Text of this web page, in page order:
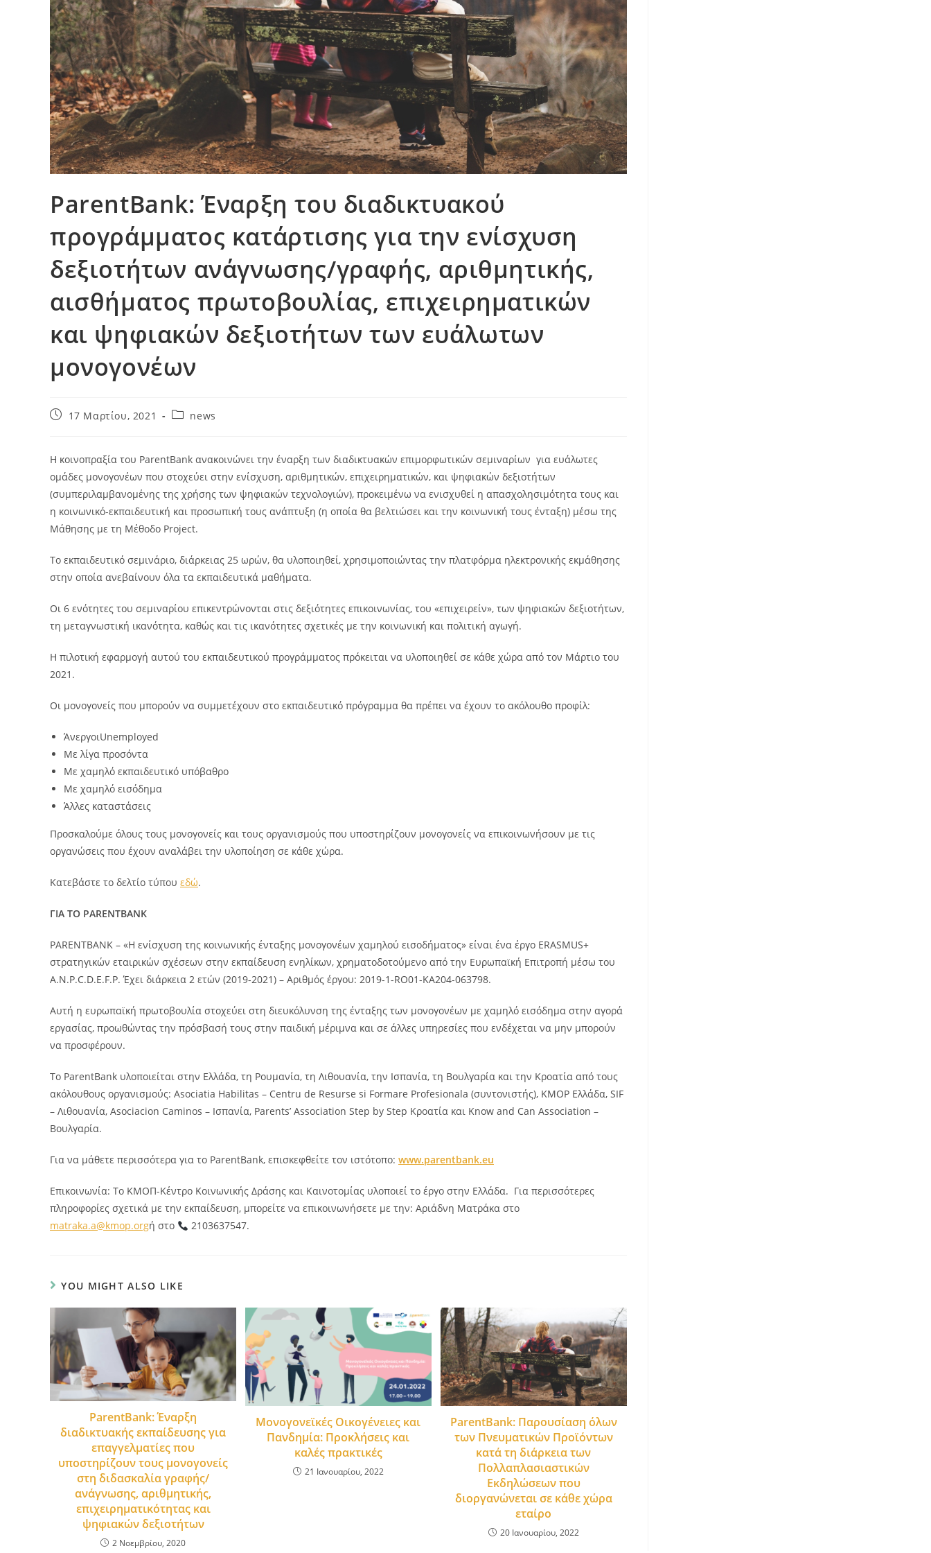
ParentBank: Έναρξη του διαδικτυακού
προγράμματος κατάρτισης για την ενίσχυση
δεξιοτήτων ανάγνωσης/γραφής, αριθμητικής,
αισθήματος πρωτοβουλίας, επιχειρηματικών
και ψηφιακών δεξιοτήτων των ευάλωτων
μονογονέων
17 Μαρτίου, 2021 news
Η κοινοπραξία του ParentBank ανακοινώνει την έναρξη των διαδικτυακών επιμορφωτικών σεμιναρίων για ευάλωτες
ομάδες μονογονέων που στοχεύει στην ενίσχυση, αριθμητικών, επιχειρηματικών, και ψηφιακών δεξιοτήτων
(συμπεριλαμβανομένης της χρήσης των ψηφιακών τεχνολογιών), προκειμένω να ενισχυθεί η απασχολησιμότητα τους και
η κοινωνικό-εκπαιδευτική και προσωπική τους ανάπτυξη (η οποία θα βελτιώσει και την κοινωνική τους ένταξη) μέσω της
Μάθησης με τη Μέθοδο Project.
Το εκπαιδευτικό σεμινάριο, διάρκειας 25 ωρών, θα υλοποιηθεί, χρησιμοποιώντας την πλατφόρμα ηλεκτρονικής εκμάθησης
στην οποία ανεβαίνουν όλα τα εκπαιδευτικά μαθήματα.
Οι 6 ενότητες του σεμιναρίου επικεντρώνονται στις δεξιότητες επικοινωνίας, του «επιχειρείν», των ψηφιακών δεξιοτήτων,
τη μεταγνωστική ικανότητα, καθώς και τις ικανότητες σχετικές με την κοινωνική και πολιτική αγωγή.
Η πιλοτική εφαρμογή αυτού του εκπαιδευτικού προγράμματος πρόκειται να υλοποιηθεί σε κάθε χώρα από τον Μάρτιο του
2021.
Οι μονογονείς που μπορούν να συμμετέχουν στο εκπαιδευτικό πρόγραμμα θα πρέπει να έχουν το ακόλουθο προφίλ:
ΆνεργοιUnemployed
Με λίγα προσόντα
Με χαμηλό εκπαιδευτικό υπόβαθρο
Με χαμηλό εισόδημα
Άλλες καταστάσεις
Προσκαλούμε όλους τους μονογονείς και τους οργανισμούς που υποστηρίζουν μονογονείς να επικοινωνήσουν με τις
οργανώσεις που έχουν αναλάβει την υλοποίηση σε κάθε χώρα.
Κατεβάστε το δελτίο τύπου εδώ.
ΓΙΑ ΤΟ PARENTBANK
PARENTBANK – «Η ενίσχυση της κοινωνικής ένταξης μονογονέων χαμηλού εισοδήματος» είναι ένα έργο ΕRASMUS+
στρατηγικών εταιρικών σχέσεων στην εκπαίδευση ενηλίκων, χρηματοδοτούμενο από την Ευρωπαϊκή Επιτροπή μέσω του
A.N.P.C.D.E.F.P. Έχει διάρκεια 2 ετών (2019-2021) – Αριθμός έργου: 2019-1-RO01-KA204-063798.
Αυτή η ευρωπαϊκή πρωτοβουλία στοχεύει στη διευκόλυνση της ένταξης των μονογονέων με χαμηλό εισόδημα στην αγορά
εργασίας, προωθώντας την πρόσβασή τους στην παιδική μέριμνα και σε άλλες υπηρεσίες που ενδέχεται να μην μπορούν
να προσφέρουν.
Το ParentBank υλοποιείται στην Ελλάδα, τη Ρουμανία, τη Λιθουανία, την Ισπανία, τη Βουλγαρία και την Κροατία από τους
ακόλουθους οργανισμούς: Asociatia Habilitas – Centru de Resurse si Formare Profesionala (συντονιστής), KMOP Eλλάδα, SIF
– Λιθουανία, Asociacion Caminos – Ισπανία, Parents’ Association Step by Step Κροατία και Know and Can Association –
Βουλγαρία.
Για να μάθετε περισσότερα για το ParentBank, επισκεφθείτε τον ιστότοπο: www.parentbank.eu
Επικοινωνία: Το ΚΜΟΠ-Κέντρο Κοινωνικής Δράσης και Καινοτομίας υλοποιεί το έργο στην Ελλάδα. Για περισσότερες
πληροφορίες σχετικά με την εκπαίδευση, μπορείτε να επικοινωνήσετε με την: Αριάδνη Ματράκα στο
matraka.a@kmop.orgή στο 2103637547.
YOU MIGHT ALSO LIKE
ParentBank: Έναρξη
διαδικτυακής εκπαίδευσης για
επαγγελματίες που
υποστηρίζουν τους μονογονείς
στη διδασκαλία γραφής/
ανάγνωσης, αριθμητικής,
επιχειρηματικότητας και
ψηφιακών δεξιοτήτων
2 Νοεμβρίου, 2020
Μονογονεϊκές Οικογένειες και
Πανδημία: Προκλήσεις και
καλές πρακτικές
21 Ιανουαρίου, 2022
ParentBank: Παρουσίαση όλων
των Πνευματικών Προϊόντων
κατά τη διάρκεια των
Πολλαπλασιαστικών
Εκδηλώσεων που
διοργανώνεται σε κάθε χώρα
εταίρο
20 Ιανουαρίου, 2022